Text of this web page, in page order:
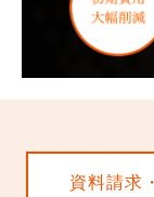
資料請求